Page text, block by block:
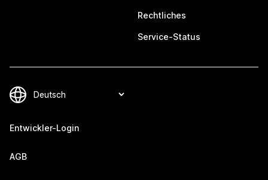
Rechtliches
Service-Status
Entwickler-Login
AGB